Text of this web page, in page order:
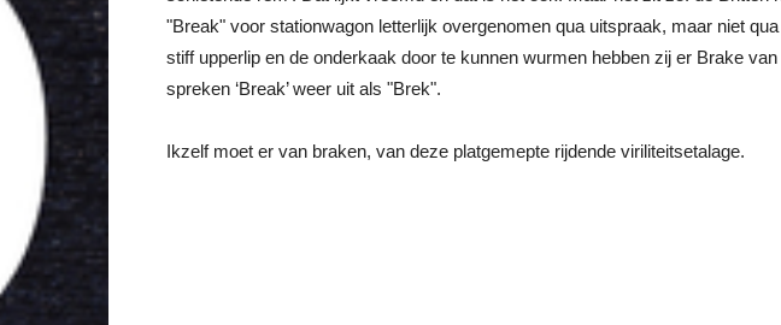
"Break" voor stationwagon letterlijk overgenomen qua uitspraak, maar niet
stiff upperlip en de onderkaak door te kunnen wurmen hebben zij er Brake
spreken ‘Break’ weer uit als "Brek".
Ikzelf moet er van braken, van deze platgemepte rijdende viriliteitsetalage.